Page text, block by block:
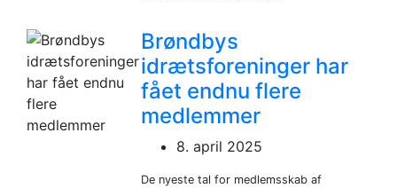
Brøndbys
idrætsforeninger har
fået endnu flere
medlemmer
8. april 2025
De nyeste tal for medlemsskab af